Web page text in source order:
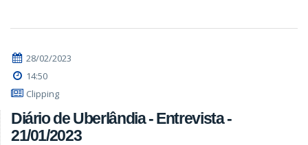
28/02/2023
14:50
Clipping
Diário de Uberlândia - Entrevista -
21/01/2023